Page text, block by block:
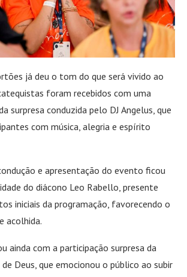
já deu o tom do que será vivido ao
foram recebidos com uma
surpresa conduzida pelo DJ Angelus, que
com música, alegria e espírito
e apresentação do evento ficou
do diácono Leo Rabello, presente
iniciais da programação, favorecendo o
acolhida.
ainda com a participação surpresa da
Deus, que emocionou o público ao subir